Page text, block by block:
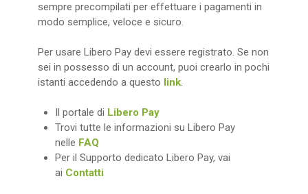
sempre precompilati per effettuare i pagamenti in
modo semplice, veloce e sicuro.
Per usare Libero Pay devi essere registrato. Se non
sei in possesso di un account, puoi crearlo in pochi
istanti accedendo a questo link.
Il portale di Libero Pay
Trovi tutte le informazioni su Libero Pay
nelle FAQ
Per il Supporto dedicato Libero Pay, vai
ai Contatti